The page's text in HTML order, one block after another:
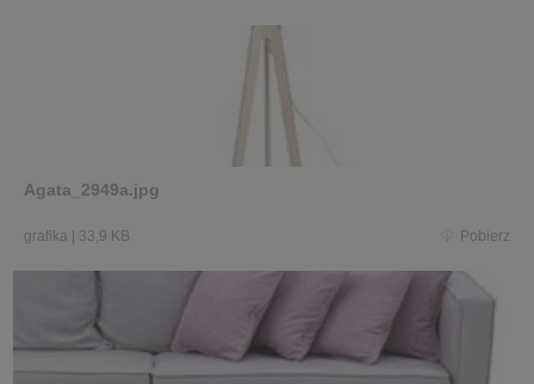
Agata_2949a.jpg
grafika | 33,9 KB Pobierz